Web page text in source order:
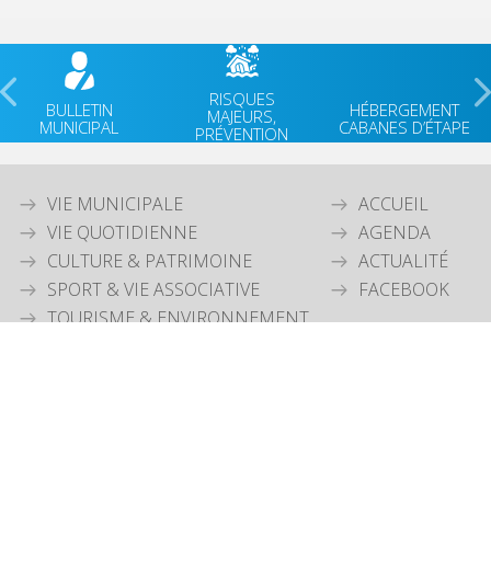
BULLETIN
MUNICIPAL
RISQUES
MAJEURS,
PRÉVENTION
HÉBERGEMENT
CABANES D’ÉTAPE
VIE MUNICIPALE
VIE QUOTIDIENNE
CULTURE & PATRIMOINE
SPORT & VIE ASSOCIATIVE
TOURISME & ENVIRONNEMENT
ACCUEIL
AGENDA
ACTUALITÉ
FACEBOOK